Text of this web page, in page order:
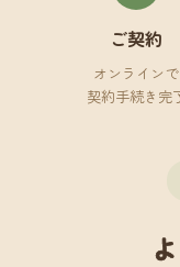
ご契約
オンラインで
契約手続き完